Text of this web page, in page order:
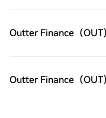
在您的HTX账户钱包中。
链转账将其发送到其他地
货市场轻松交易
期货ETF（UVXY)。访问
Outter Finance（OUT
Outter Finance（OUT